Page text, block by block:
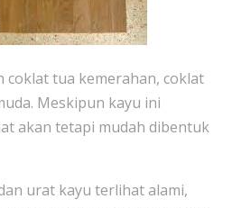
coklat tua kemerahan, coklat
Meskipun kayu ini
akan tetapi mudah dibentuk
urat kayu terlihat alami,